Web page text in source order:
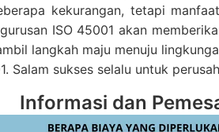
kekurangan, tetapi
ISO 45001 akan
langkah maju menuju
Salam sukses selalu untuk
Informasi dan